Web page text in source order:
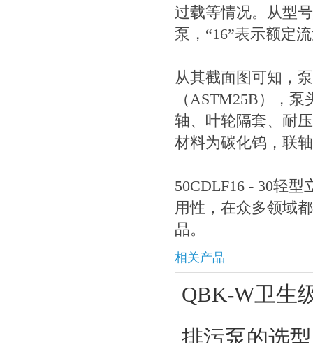
过载等情况。从型
泵，“16”表示额定
从其截面图可知，
（ASTM25B），
轴、叶轮隔套、耐
材料为碳化钨，联
50CDLF16 - 30轻型
用性，在众多领域
品。
相关产品
QBK-W卫生
排污泵的选